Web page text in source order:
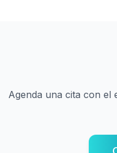
Agenda una cita con el